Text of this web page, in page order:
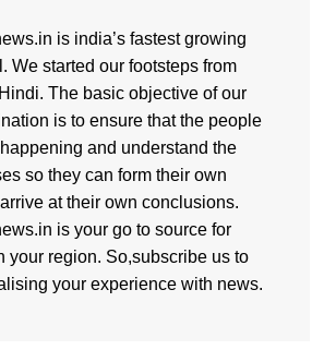
is india’s fastest growing
We started our footsteps from
The basic objective of our
is to ensure that the people
and understand the
so they can form their own
at their own conclusions.
is your go to source for
your region. So,subscribe us to
your experience with news.